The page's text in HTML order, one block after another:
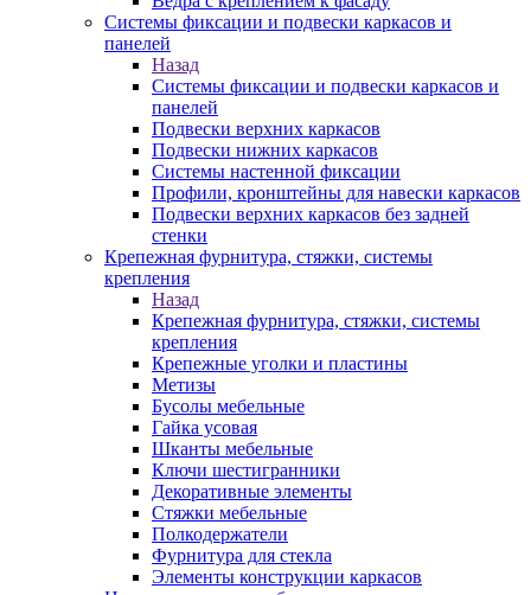
Системы фиксации и подвески каркасов и
панелей
Назад
Системы фиксации и подвески каркасов и
панелей
Подвески верхних каркасов
Подвески нижних каркасов
Системы настенной фиксации
Профили, кронштейны для навески каркасов
Подвески верхних каркасов без задней
стенки
Крепежная фурнитура, стяжки, системы
крепления
Назад
Крепежная фурнитура, стяжки, системы
крепления
Крепежные уголки и пластины
Метизы
Бусолы мебельные
Гайка усовая
Шканты мебельные
Ключи шестигранники
Декоративные элементы
Стяжки мебельные
Полкодержатели
Фурнитура для стекла
Элементы конструкции каркасов